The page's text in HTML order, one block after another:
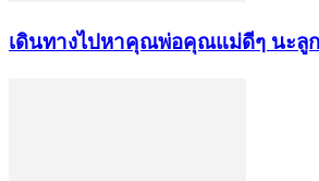
เดินทางไปหาคุณพ่อคุณแม่ดีๆ นะลูก